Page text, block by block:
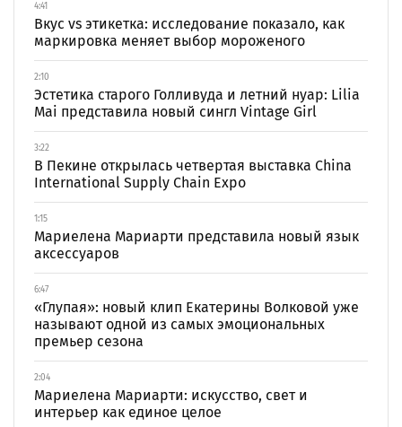
4:41
Вкус vs этикетка: исследование показало, как
маркировка меняет выбор мороженого
2:10
Эстетика старого Голливуда и летний нуар: Lilia
Mai представила новый сингл Vintage Girl
3:22
В Пекине открылась четвертая выставка China
International Supply Chain Expo
1:15
Мариелена Мариарти представила новый язык
аксессуаров
6:47
«Глупая»: новый клип Екатерины Волковой уже
называют одной из самых эмоциональных
премьер сезона
2:04
Мариелена Мариарти: искусство, свет и
интерьер как единое целое